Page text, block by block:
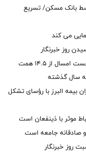
ملی توسط بانک مسکن/ تسریع
می کند
روز خبرنگار
حق بیمه تولیدی بیمه ملت در چهار ماه نخست امسال از 14.5 همت
بیمه البرز با رؤسای تشکل
موثر با ذینفعان است
و صادقانه جامعه است
روز خبرنگار